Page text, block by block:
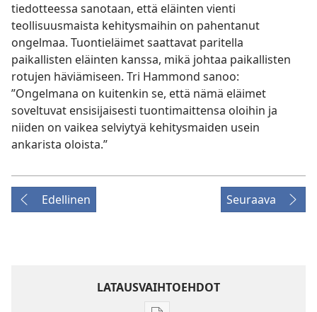
tiedotteessa sanotaan, että eläinten vienti
teollisuusmaista kehitysmaihin on pahentanut
ongelmaa. Tuontieläimet saattavat paritella
paikallisten eläinten kanssa, mikä johtaa paikallisten
rotujen häviämiseen. Tri Hammond sanoo:
”Ongelmana on kuitenkin se, että nämä eläimet
soveltuvat ensisijaisesti tuontimaittensa oloihin ja
niiden on vaikea selviytyä kehitysmaiden usein
ankarista oloista.”
Edellinen Seuraava
LATAUSVAIHTOEHDOT